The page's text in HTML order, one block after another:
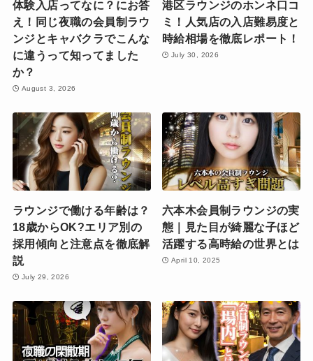
体験入店ってなに？にお答
え！同じ夜職の会員制ラウ
ンジとキャバクラでこんな
に違うって知ってました
か？
August 3, 2026
港区ラウンジのホンネ口コ
ミ！人気店の入店難易度と
時給相場を徹底レポート！
July 30, 2026
ラウンジで働ける年齢は？
18歳からOK?エリア別の
採用傾向と注意点を徹底解
説
July 29, 2026
六本木会員制ラウンジの実
態｜見た目が綺麗な子ほど
活躍する高時給の世界とは
April 10, 2025